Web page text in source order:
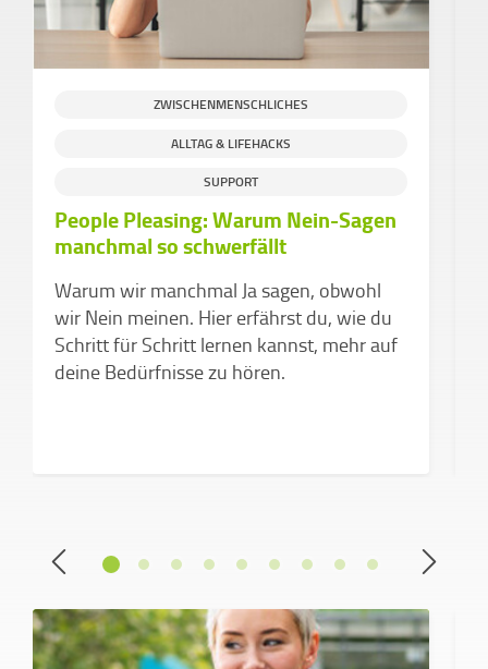
ZWISCHENMENSCHLICHES
ALLTAG & LIFEHACKS
SUPPORT
People Pleasing: Warum Nein-Sagen
manchmal so schwerfällt
Warum wir manchmal Ja sagen, obwohl
wir Nein meinen. Hier erfährst du, wie du
Schritt für Schritt lernen kannst, mehr auf
deine Bedürfnisse zu hören.